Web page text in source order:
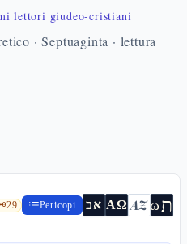
lettori giudeo-cristiani
· Septuaginta · lettura
29 Pericopi אב ΑΩ AZωת